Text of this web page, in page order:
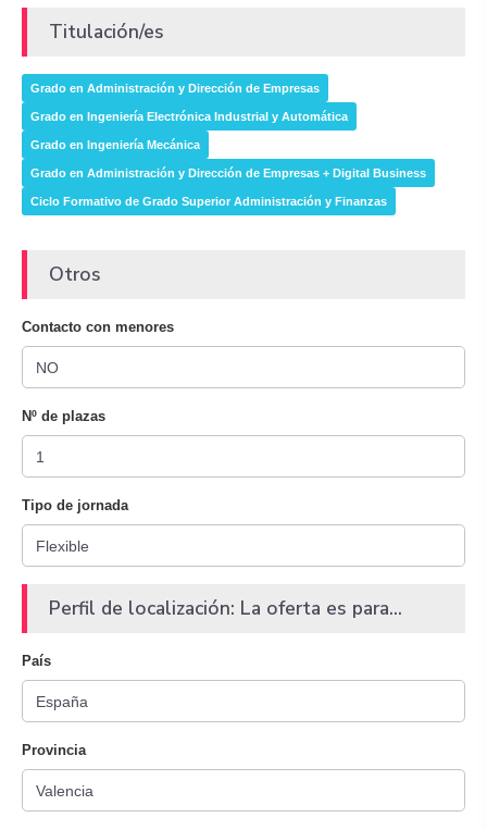
Titulación/es
Grado en Administración y Dirección de Empresas
Grado en Ingeniería Electrónica Industrial y Automática
Grado en Ingeniería Mecánica
Grado en Administración y Dirección de Empresas + Digital Business
Ciclo Formativo de Grado Superior Administración y Finanzas
Otros
Contacto con menores
Nº de plazas
Tipo de jornada
Perfil de localización: La oferta es para...
País
Provincia